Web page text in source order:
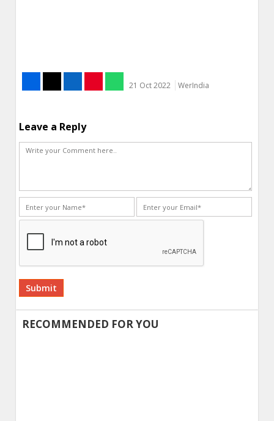
21 Oct 2022 WerIndia
Leave a Reply
Alternative:
RECOMMENDED FOR YOU